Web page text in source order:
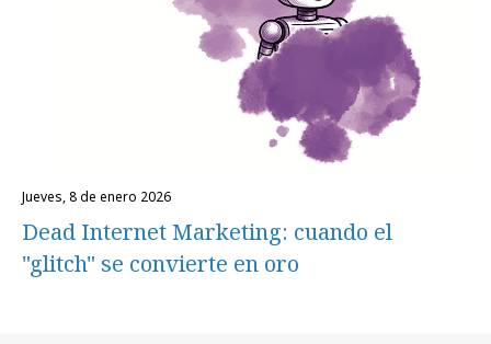
jueves, 8 de enero 2026
Dead Internet Marketing: cuando el
"glitch" se convierte en oro